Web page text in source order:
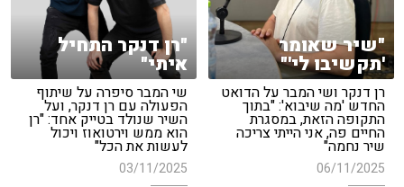
"שיר שאומר
'תקשיבו לי'"
רן דנקר ושי המבר על הדואט
החדש 'מה שיבוא': "בתוך
התקופה הזאת, במסגרת
החיים פה, אני הייתי צריכה
שיר נחמה"
06/11/2025
"רן דנקר התחיל
איתי"
שי המבר סיפרה על שיתוף
הפעולה עם רן דנקר, ועל
השיר שנולד בטייק אחד: "רן
הוא ממש וירטואוז ויכול
לעשות את הכל"
03/11/2025